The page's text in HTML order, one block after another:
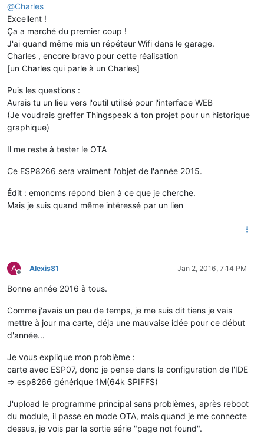
@Charles
Excellent !
Ça a marché du premier coup !
J'ai quand même mis un répéteur Wifi dans le garage.
Charles , encore bravo pour cette réalisation
[un Charles qui parle à un Charles]
Puis les questions :
Aurais tu un lieu vers l'outil utilisé pour l'interface WEB
(Je voudrais greffer Thingspeak à ton projet pour un historique
graphique)
Il me reste à tester le OTA
Ce ESP8266 sera vraiment l'objet de l'année 2015.
Édit : emoncms répond bien à ce que je cherche.
Mais je suis quand même intéressé par un lien
A
Offline
Alexis81 Jan 2, 2016, 7:14 PM
Bonne année 2016 à tous.
Comme j'avais un peu de temps, je me suis dit tiens je vais
mettre à jour ma carte, déja une mauvaise idée pour ce début
d'année...
Je vous explique mon problème :
carte avec ESP07, donc je pense dans la configuration de l'IDE
=> esp8266 générique 1M(64k SPIFFS)
J'upload le programme principal sans problèmes, après reboot
du module, il passe en mode OTA, mais quand je me connecte
dessus, je vois par la sortie série "page not found".